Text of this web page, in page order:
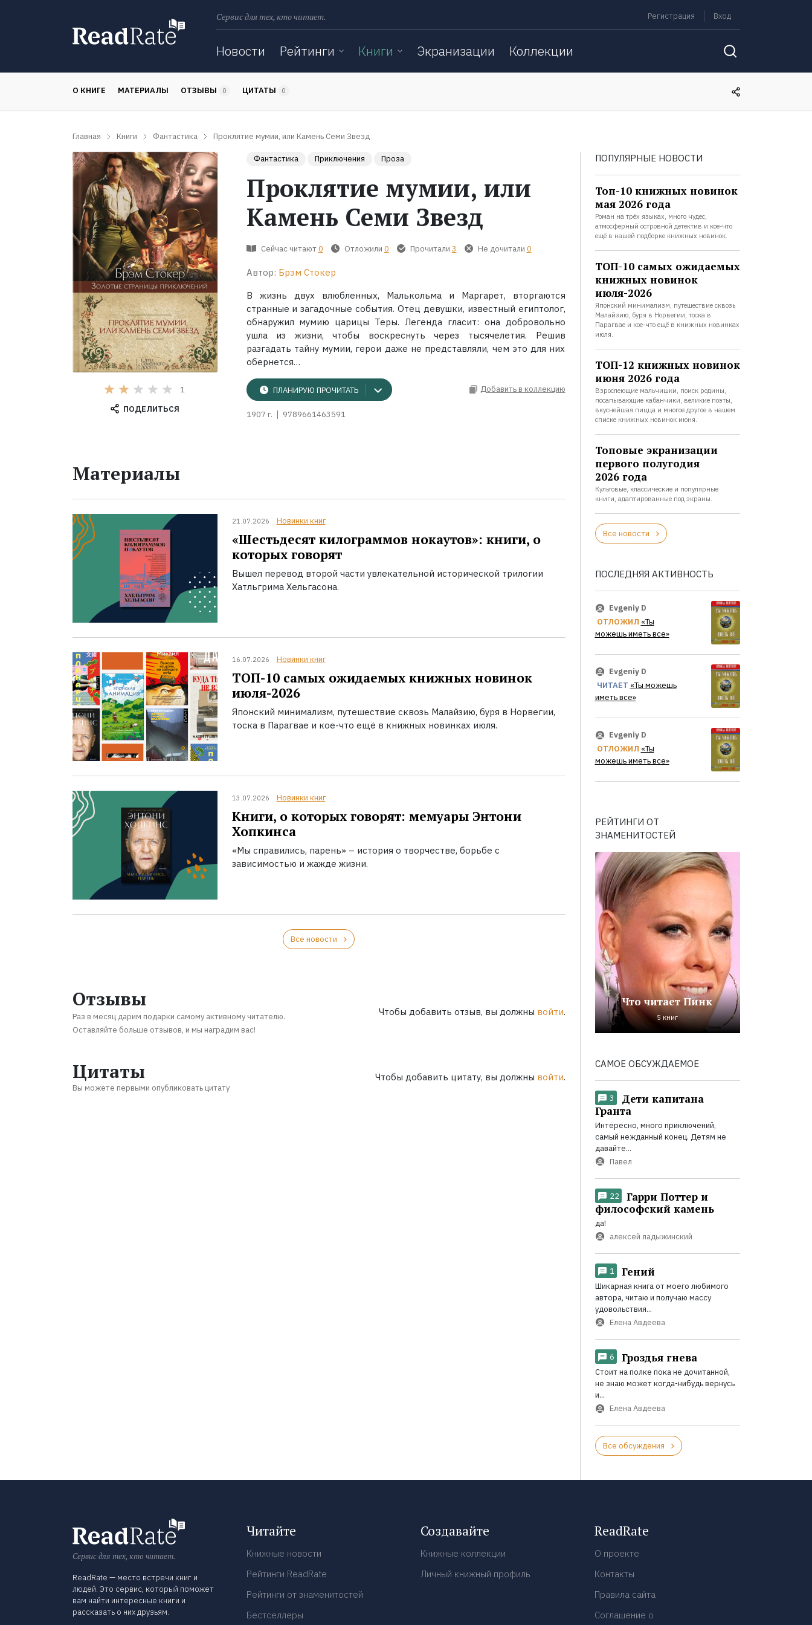
Сервис для тех, кто читает. Регистрация Вход
Новости Рейтинги Книги Экранизации Коллекции
О КНИГЕ МАТЕРИАЛЫ ОТЗЫВЫ 0 ЦИТАТЫ 0
Главная Книги Фантастика Проклятие мумии, или Камень Семи Звезд
1
ПОДЕЛИТЬСЯ
Фантастика Приключения Проза
Проклятие мумии, или
Камень Семи Звезд
Сейчас читают 0 Отложили 0 Прочитали 3 Не дочитали 0
Автор: Брэм Стокер
В жизнь двух влюбленных, Малькольма и Маргарет, вторгаются
странные и загадочные события. Отец девушки, известный египтолог,
обнаружил мумию царицы Теры. Легенда гласит: она добровольно
ушла из жизни, чтобы воскреснуть через тысячелетия. Решив
разгадать тайну мумии, герои даже не представляли, чем это для них
обернется…
ПЛАНИРУЮ ПРОЧИТАТЬ Добавить в коллекцию
1907 г. 9789661463591
Материалы
21.07.2026 Новинки книг
«Шестьдесят килограммов нокаутов»: книги, о
которых говорят
Вышел перевод второй части увлекательной исторической трилогии
Хатльгрима Хельгасона.
16.07.2026 Новинки книг
ТОП-10 самых ожидаемых книжных новинок
июля-2026
Японский минимализм, путешествие сквозь Малайзию, буря в Норвегии,
тоска в Парагвае и кое-что ещё в книжных новинках июля.
13.07.2026 Новинки книг
Книги, о которых говорят: мемуары Энтони
Хопкинса
«Мы справились, парень» – история о творчестве, борьбе с
зависимостью и жажде жизни.
Все новости
Отзывы
Раз в месяц дарим подарки самому активному читателю.
Оставляйте больше отзывов, и мы наградим вас!
Чтобы добавить отзыв, вы должны войти.
Цитаты
Вы можете первыми опубликовать цитату
Чтобы добавить цитату, вы должны войти.
ПОПУЛЯРНЫЕ НОВОСТИ
Топ-10 книжных новинок
мая 2026 года
Роман на трёх языках, много чудес,
атмосферный островной детектив и кое-что
ещё в нашей подборке книжных новинок.
ТОП-10 самых ожидаемых
книжных новинок
июля-2026
Японский минимализм, путешествие сквозь
Малайзию, буря в Норвегии, тоска в
Парагвае и кое-что ещё в книжных новинках
июля.
ТОП-12 книжных новинок
июня 2026 года
Взрослеющие мальчишки, поиск родины,
посапывающие кабанчики, великие поэты,
вкуснейшая пицца и многое другое в нашем
списке книжных новинок июня.
Топовые экранизации
первого полугодия
2026 года
Культовые, классические и популярные
книги, адаптированные под экраны.
Все новости
ПОСЛЕДНЯЯ АКТИВНОСТЬ
Evgeniy D
ОТЛОЖИЛ «Ты
можешь иметь все»
Evgeniy D
ЧИТАЕТ «Ты можешь
иметь все»
Evgeniy D
ОТЛОЖИЛ «Ты
можешь иметь все»
РЕЙТИНГИ ОТ
ЗНАМЕНИТОСТЕЙ
Что читает Пинк
5 книг
САМОЕ ОБСУЖДАЕМОЕ
3
Дети капитана
Гранта
Интересно, много приключений,
самый нежданный конец. Детям не
давайте...
Павел
22
Гарри Поттер и
философский камень
да!
алексей ладыжинский
1 Гений
Шикарная книга от моего любимого
автора, читаю и получаю массу
удовольствия...
Елена Авдеева
6 Гроздья гнева
Стоит на полке пока не дочитанной,
не знаю может когда-нибудь вернусь
и...
Елена Авдеева
Все обсуждения
Сервис для тех, кто читает.
ReadRate — место встречи книг и
людей. Это сервис, который поможет
вам найти интересные книги и
рассказать о них друзьям.
Читайте
Книжные новости
Рейтинги ReadRate
Рейтинги от знаменитостей
Бестселлеры
Создавайте
Книжные коллекции
Личный книжный профиль
ReadRate
О проекте
Контакты
Правила сайта
Соглашение о